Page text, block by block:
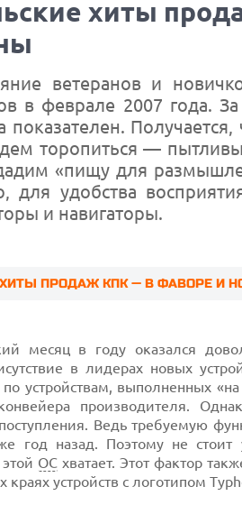
хиты
ветеранов и
в феврале 2007 года.
показателен.
торопиться —
«пищу для
для удобства
и навигаторы.
ПРОДАЖ КПК — В ФАВОРЕ И
месяц в году оказался
в лидерах новых
по устройствам, выполненных
производителя.
Ведь требуемую
год назад. Поэтому не стоит
ОС хватает. Этот фактор
краях устройств с логотипом